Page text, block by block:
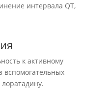
интервала QT,
к активному
вспомогательных